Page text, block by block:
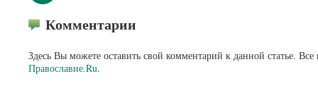
Комментарии
Здесь Вы можете оставить свой комментарий к данной статье.
Православие.Ru.